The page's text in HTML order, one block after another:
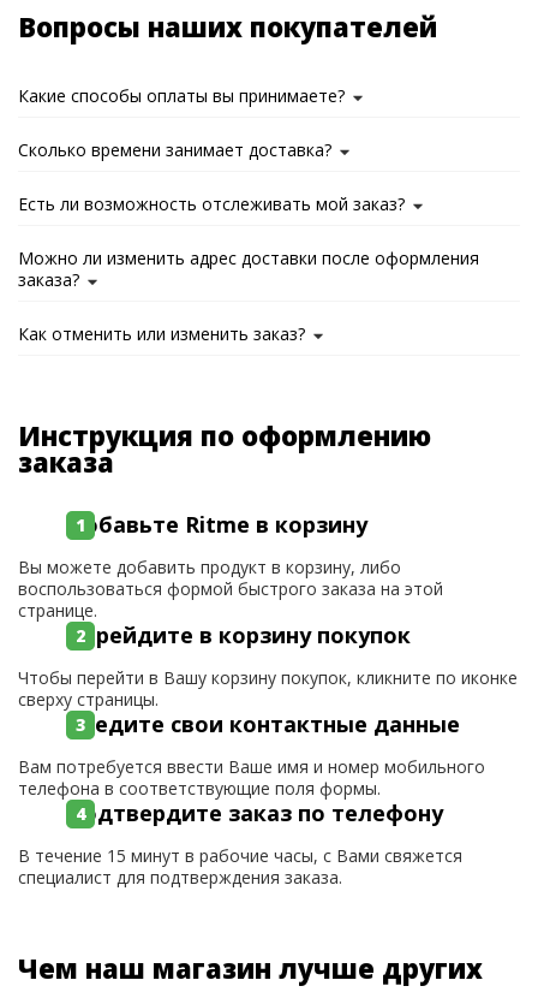
Вопросы наших покупателей
Какие способы оплаты вы принимаете?
Сколько времени занимает доставка?
Есть ли возможность отслеживать мой заказ?
Можно ли изменить адрес доставки после оформления
заказа?
Как отменить или изменить заказ?
Инструкция по оформлению
заказа
Добавьте Ritme в корзину
Вы можете добавить продукт в корзину, либо
воспользоваться формой быстрого заказа на этой
странице.
Перейдите в корзину покупок
Чтобы перейти в Вашу корзину покупок, кликните по иконке
сверху страницы.
Введите свои контактные данные
Вам потребуется ввести Ваше имя и номер мобильного
телефона в соответствующие поля формы.
Подтвердите заказ по телефону
В течение 15 минут в рабочие часы, с Вами свяжется
специалист для подтверждения заказа.
Чем наш магазин лучше других